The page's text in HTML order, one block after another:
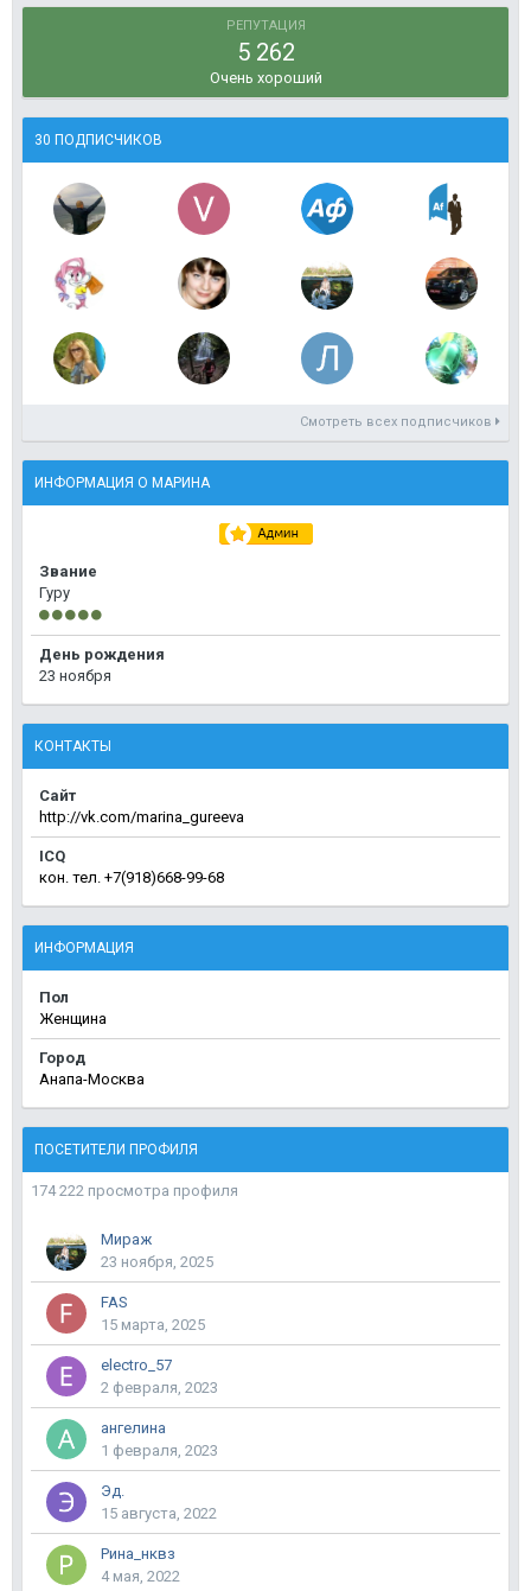
РЕПУТАЦИЯ
5 262
Очень хороший
30 ПОДПИСЧИКОВ
Смотреть всех подписчиков
ИНФОРМАЦИЯ О МАРИНА
Звание
Гуру
День рождения
23 ноября
КОНТАКТЫ
Сайт
http://vk.com/marina_gureeva
ICQ
кон. тел. +7(918)668-99-68
ИНФОРМАЦИЯ
Пол
Женщина
Город
Анапа-Москва
ПОСЕТИТЕЛИ ПРОФИЛЯ
174 222 просмотра профиля
Мираж
23 ноября, 2025
FAS
15 марта, 2025
electro_57
2 февраля, 2023
ангелина
1 февраля, 2023
Эд.
15 августа, 2022
Рина_нквз
4 мая, 2022